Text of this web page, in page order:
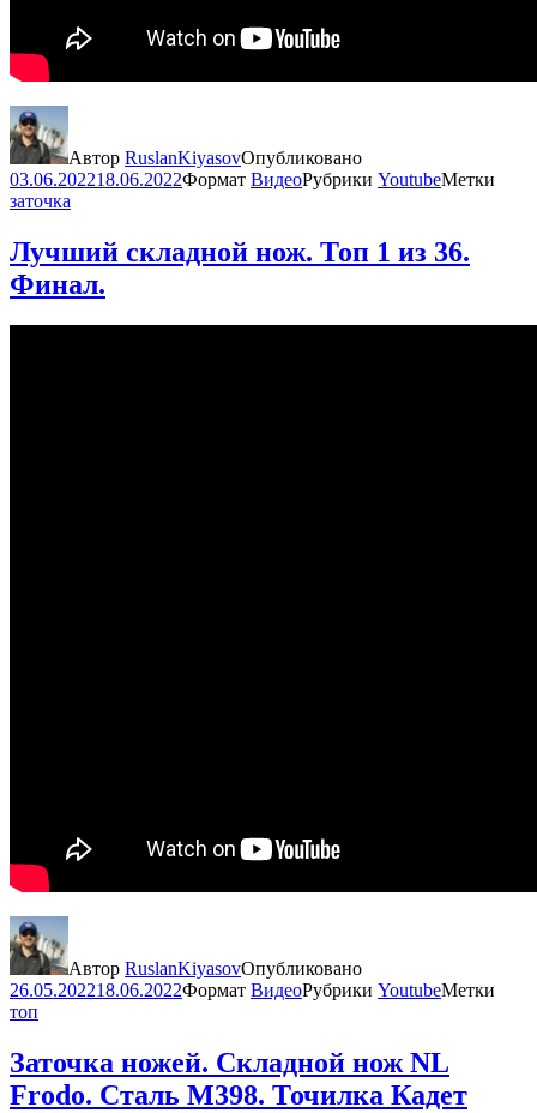
Автор RuslanKiyasovОпубликовано
03.06.202218.06.2022Формат ВидеоРубрики YoutubeМетки
заточка
Лучший складной нож. Топ 1 из 36.
Финал.
Автор RuslanKiyasovОпубликовано
26.05.202218.06.2022Формат ВидеоРубрики YoutubeМетки
топ
Заточка ножей. Складной нож NL
Frodo. Сталь М398. Точилка Кадет